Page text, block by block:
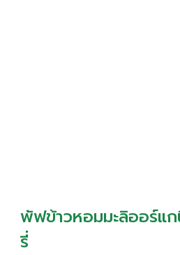
พัฟข้าวหอมมะลิออร์แ
รี่